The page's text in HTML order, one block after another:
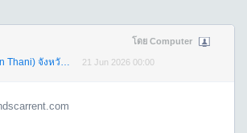
โดย Computer
จังหวัดอุดรธานี 21 Jun 2026 00:00